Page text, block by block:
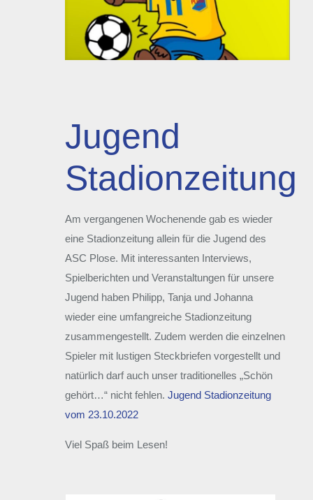
Jugend
Stadionzeitung
Am vergangenen Wochenende gab es wieder
eine Stadionzeitung allein für die Jugend des
ASC Plose. Mit interessanten Interviews,
Spielberichten und Veranstaltungen für unsere
Jugend haben Philipp, Tanja und Johanna
wieder eine umfangreiche Stadionzeitung
zusammengestellt. Zudem werden die einzelnen
Spieler mit lustigen Steckbriefen vorgestellt und
natürlich darf auch unser traditionelles „Schön
gehört…“ nicht fehlen. Jugend Stadionzeitung
vom 23.10.2022
Viel Spaß beim Lesen!